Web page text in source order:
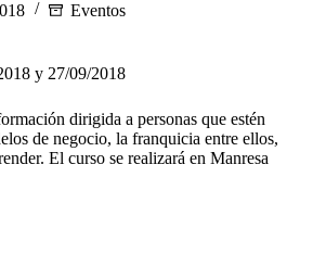
Eventos
y 27/09/2018
dirigida a personas que estén
de negocio, la franquicia entre ellos,
El curso se realizará en Manresa